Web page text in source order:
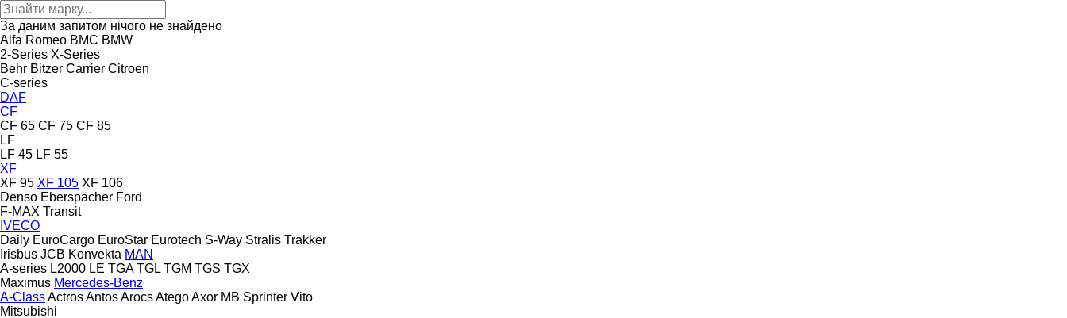
За даним запитом нічого не знайдено
Alfa Romeo BMC BMW
2-Series X-Series
Behr Bitzer Carrier Citroen
C-series
DAF
CF
CF 65 CF 75 CF 85
LF
LF 45 LF 55
XF
XF 95 XF 105 XF 106
Denso Eberspächer Ford
F-MAX Transit
IVECO
Daily EuroCargo EuroStar Eurotech S-Way Stralis Trakker
Irisbus JCB Konvekta MAN
A-series L2000 LE TGA TGL TGM TGS TGX
Maximus Mercedes-Benz
A-ClassActrosAntosArocsAtegoAxor MB Sprinter Vito
Mitsubishi